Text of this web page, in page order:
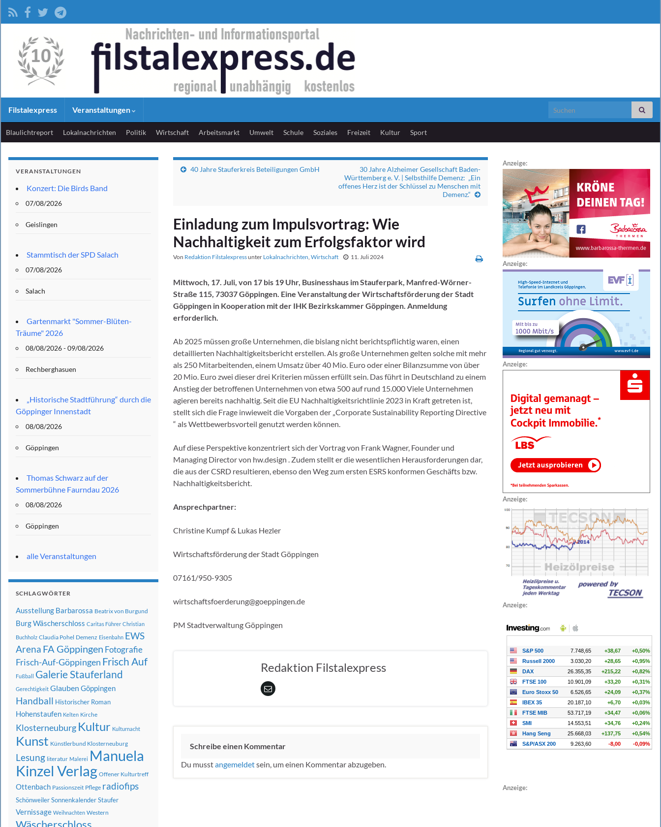
Filstalexpress Veranstaltungen Search for:
Blaulichtreport Lokalnachrichten Politik Wirtschaft Arbeitsmarkt Umwelt Schule Soziales Freizeit Kultur Sport
40 Jahre Stauferkreis Beteiligungen GmbH
30 Jahre Alzheimer Gesellschaft Baden-
Württemberg e. V. | Selbsthilfe Demenz: „Ein
offenes Herz ist der Schlüssel zu Menschen mit
Demenz.“
Einladung zum Impulsvortrag: Wie
Nachhaltigkeit zum Erfolgsfaktor wird
Von Redaktion Filstalexpressunter Lokalnachrichten, Wirtschaft 11. Juli 2024
Mittwoch, 17. Juli, von 17 bis 19 Uhr, Businesshaus im Stauferpark, Manfred-Wörner-
Straße 115, 73037 Göppingen. Eine Veranstaltung der Wirtschaftsförderung der Stadt
Göppingen in Kooperation mit der IHK Bezirkskammer Göppingen. Anmeldung
erforderlich.
Ab 2025 müssen große Unternehmen, die bislang nicht berichtspflichtig waren, einen
detaillierten Nachhaltigkeitsbericht erstellen. Als große Unternehmen gelten solche mit mehr
als 250 Mitarbeitenden, einem Umsatz über 40 Mio. Euro oder einer Bilanzsumme von über
20 Mio. Euro zwei dieser drei Kriterien müssen erfüllt sein. Das führt in Deutschland zu einem
Anstieg der betroffenen Unternehmen von etwa 500 auf rund 15.000 Viele Unternehmen
agieren bereits nachhaltig. Seit die EU Nachhaltigkeitsrichtlinie 2023 in Kraft getreten ist,
stellt sich die Frage inwieweit die Vorgaben der „Corporate Sustainability Reporting Directive
“ als Wettbewerbsvorteil genutzt werden können.
Auf diese Perspektive konzentriert sich der Vortrag von Frank Wagner, Founder und
Managing Director von hw.design . Zudem stellt er die wesentlichen Herausforderungen dar,
die aus der CSRD resultieren, ebenso den Weg zum ersten ESRS konformen Geschäfts bzw.
Nachhaltigkeitsbericht.
Ansprechpartner:
Christine Kumpf & Lukas Hezler
Wirtschaftsförderung der Stadt Göppingen
07161/950-9305
wirtschaftsfoerderung@goeppingen.de
PM Stadtverwaltung Göppingen
Redaktion Filstalexpress
Schreibe einen Kommentar
Du musstangemeldetsein, um einen Kommentar abzugeben.
VERANSTALTUNGEN
Konzert: Die Birds Band
07/08/2026
Geislingen
Stammtisch der SPD Salach
07/08/2026
Salach
Gartenmarkt "Sommer-Blüten-
Träume" 2026
08/08/2026 - 09/08/2026
Rechberghasuen
„Historische Stadtführung“ durch die
Göppinger Innenstadt
08/08/2026
Göppingen
Thomas Schwarz auf der
Sommerbühne Faurndau 2026
08/08/2026
Göppingen
alle Veranstaltungen
SCHLAGWÖRTER
Ausstellung Barbarossa Beatrix von Burgund
Burg Wäscherschloss Caritas Führer Christian
Buchholz Claudia Pohel Demenz Eisenbahn EWS
Arena FA Göppingen Fotografie
Frisch-Auf-Göppingen Frisch Auf
Fußball Galerie Stauferland
Gerechtigkeit Glauben Göppingen
Handball Historischer Roman
Hohenstaufen Kelten Kirche
Klosterneuburg Kultur Kulturnacht
Kunst Künstlerbund Klosterneuburg
Lesung literatur Malerei Manuela
Kinzel Verlag Offener Kulturtreff
Ottenbach Passionszeit Pflege radiofips
SchönweilerSonnenkalenderStaufer
Vernissage Weihnachten Western
Anzeige:
Anzeige:
Anzeige:
Anzeige:
Anzeige:
Anzeige: